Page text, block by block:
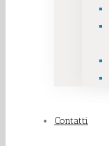
Contatti